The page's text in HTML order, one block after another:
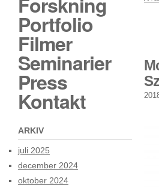
Portfolio
Filmer
Seminarier
Press
Kontakt
ARKIV
juli 2025
december 2024
oktober 2024